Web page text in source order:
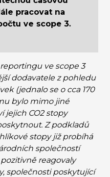
pracovat na
ve scope 3.
ve scope 3
dodavatele z pohledu
(jednalo se o cca 170
bylo mimo jiné
jejich CO2stopy
Z podkladů
stopy již probíhá
společností
reagovaly
společnosti poskytující